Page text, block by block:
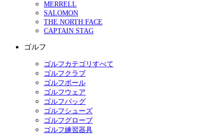
MERRELL
SALOMON
THE NORTH FACE
CAPTAIN STAG
ゴルフ
ゴルフカテゴリすべて
ゴルフクラブ
ゴルフボール
ゴルフウェア
ゴルフバッグ
ゴルフシューズ
ゴルフグローブ
ゴルフ練習器具